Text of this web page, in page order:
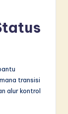
transisi
alur kontrol